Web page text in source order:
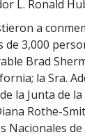
L. Ronald
a
de 3,000
Brad
la Sra.
la Junta de
Rothe-
Nacionales